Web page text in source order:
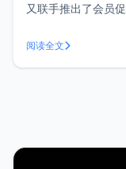
又联手推出了会员
址：https://
购买地址为“爱奇艺
阅读全文